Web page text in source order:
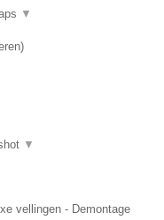
▼
)
▼
vellingen - Demontage